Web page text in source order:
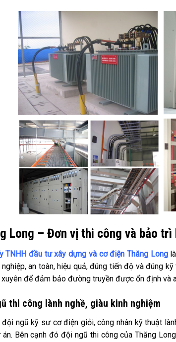
Long – Đơn vị thi công và bảo
TNHH đầu tư xây dựng và cơ điện Thăng Long
nghiệp, an toàn, hiệu quả, đúng tiến độ và đúng
để đảm bảo đường truyền được ổn định và
thi công lành nghề, giàu kinh nghiệm
đội ngũ kỹ sư cơ điện giỏi, công nhân kỹ thuật
Bên cạnh đó đội ngũ thi công của Thăng